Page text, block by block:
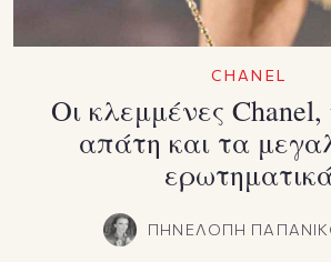
CHANEL
Οι κλεμμένες
απάτη και τα
ΠΗΝΕΛΟΠΗ